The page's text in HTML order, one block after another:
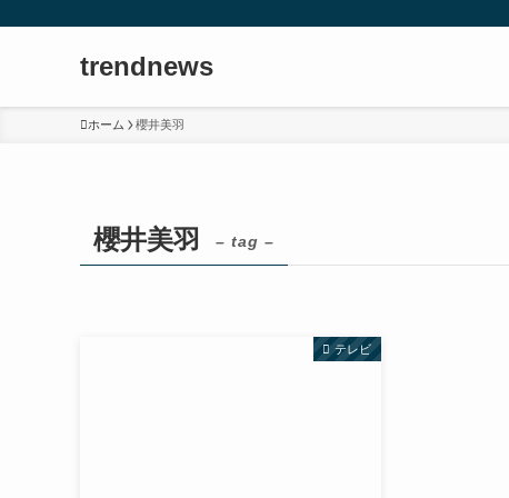
trendnews
ホーム 櫻井美羽
櫻井美羽 – tag –
テレビ